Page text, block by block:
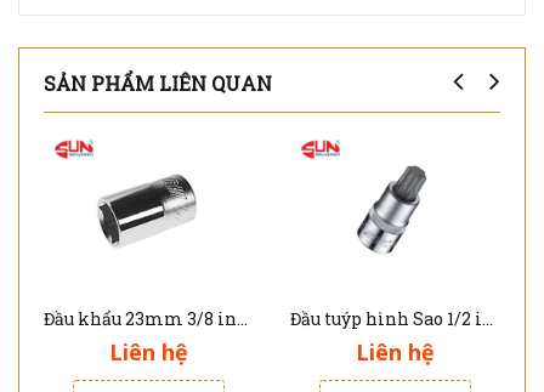
SẢN PHẨM LIÊN QUAN
Đầu khẩu 23mm 3/8 inch 6pt JTC-33223
Liên hệ
Đầu tuýp hình Sao 1/2 inch T60 JTC 45560
Liên hệ